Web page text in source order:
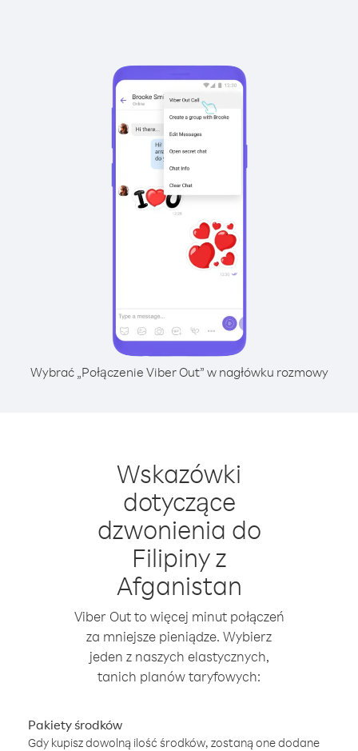
Wybrać „Połączenie Viber Out” w nagłówku rozmowy
Wskazówki
dotyczące
dzwonienia do
Filipiny z
Afganistan
Viber Out to więcej minut połączeń
za mniejsze pieniądze. Wybierz
jeden z naszych elastycznych,
tanich planów taryfowych:
Pakiety środków
Gdy kupisz dowolną ilość środków, zostaną one dodane